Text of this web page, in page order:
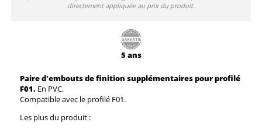
directement appliquée au prix du produit.
5 ans
Paire d'embouts de finition supplémentairespour profilé
F01. En PVC.
Compatible avec le profilé F01.
Les plus du produit :